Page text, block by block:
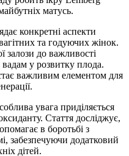
матусь.
конкретні аспекти
та годуючих жінок.
залози до важливості
вадам у розвитку плода.
важливим елементом для
увага приділяється
Стаття досліджує,
в боротьбі з
забезпечуючи додатковий
дітей.